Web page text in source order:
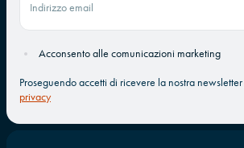
Acconsento alle comunicazioni marketing
Proseguendo accetti di ricevere la nostra newsletter
privacy